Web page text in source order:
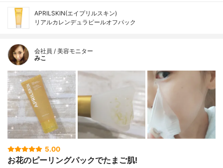
APRILSKIN(エイプリルスキン)
リアルカレンデュラピールオフパック
会社員 / 美容モニター
みこ
5.00
お花のピーリングパックでたまご肌!